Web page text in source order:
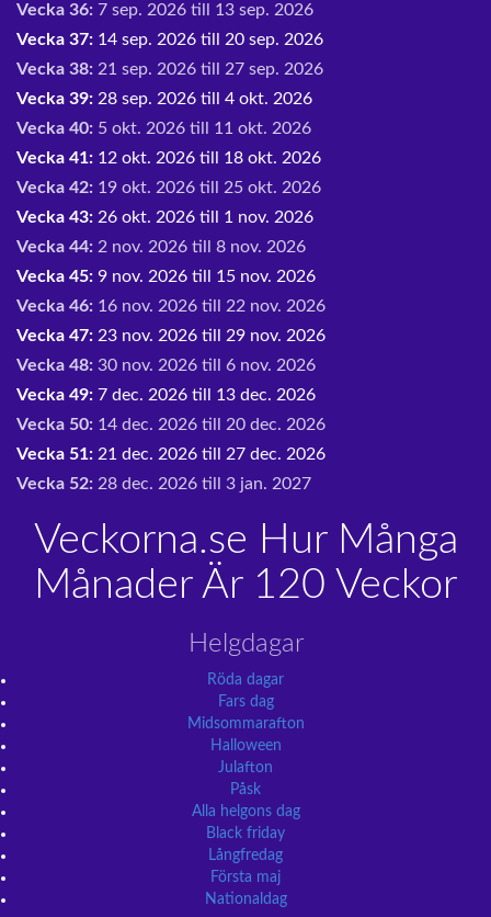
Vecka 36: 7 sep. 2026 till 13 sep. 2026
Vecka 37: 14 sep. 2026 till 20 sep. 2026
Vecka 38: 21 sep. 2026 till 27 sep. 2026
Vecka 39: 28 sep. 2026 till 4 okt. 2026
Vecka 40: 5 okt. 2026 till 11 okt. 2026
Vecka 41: 12 okt. 2026 till 18 okt. 2026
Vecka 42: 19 okt. 2026 till 25 okt. 2026
Vecka 43: 26 okt. 2026 till 1 nov. 2026
Vecka 44: 2 nov. 2026 till 8 nov. 2026
Vecka 45: 9 nov. 2026 till 15 nov. 2026
Vecka 46: 16 nov. 2026 till 22 nov. 2026
Vecka 47: 23 nov. 2026 till 29 nov. 2026
Vecka 48: 30 nov. 2026 till 6 nov. 2026
Vecka 49: 7 dec. 2026 till 13 dec. 2026
Vecka 50: 14 dec. 2026 till 20 dec. 2026
Vecka 51: 21 dec. 2026 till 27 dec. 2026
Vecka 52: 28 dec. 2026 till 3 jan. 2027
Veckorna.se Hur Många
Månader Är 120 Veckor
Helgdagar
Röda dagar
Fars dag
Midsommarafton
Halloween
Julafton
Påsk
Alla helgons dag
Black friday
Långfredag
Första maj
Nationaldag